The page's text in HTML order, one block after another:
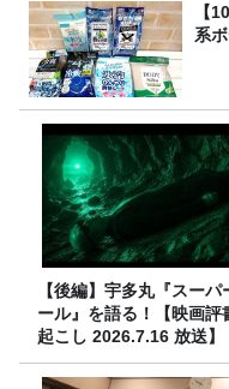
【
系
【後編】宇多丸『スーパ
ール』を語る！【映画評
起こし 2026.7.16 放送】